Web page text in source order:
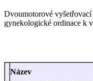
Dvoumotorové vyšetřovací
gynekologické ordinace k
Název